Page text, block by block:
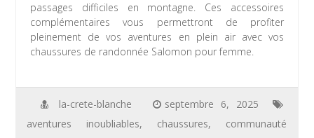
passages difficiles en montagne. Ces accessoires
complémentaires vous permettront de profiter
pleinement de vos aventures en plein air avec vos
chaussures de randonnée Salomon pour femme.
la-crete-blanche
septembre 6, 2025
aventures inoubliables, chaussures, communauté